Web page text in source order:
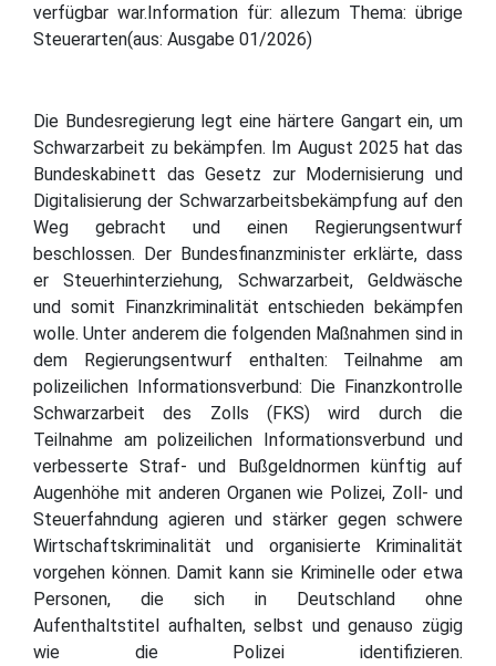
verfügbar war.Information für: allezum Thema: übrige
Steuerarten(aus: Ausgabe 01/2026)
Die Bundesregierung legt eine härtere Gangart ein, um
Schwarzarbeit zu bekämpfen. Im August 2025 hat das
Bundeskabinett das Gesetz zur Modernisierung und
Digitalisierung der Schwarzarbeitsbekämpfung auf den
Weg gebracht und einen Regierungsentwurf
beschlossen. Der Bundesfinanzminister erklärte, dass
er Steuerhinterziehung, Schwarzarbeit, Geldwäsche
und somit Finanzkriminalität entschieden bekämpfen
wolle. Unter anderem die folgenden Maßnahmen sind in
dem Regierungsentwurf enthalten: Teilnahme am
polizeilichen Informationsverbund: Die Finanzkontrolle
Schwarzarbeit des Zolls (FKS) wird durch die
Teilnahme am polizeilichen Informationsverbund und
verbesserte Straf- und Bußgeldnormen künftig auf
Augenhöhe mit anderen Organen wie Polizei, Zoll- und
Steuerfahndung agieren und stärker gegen schwere
Wirtschaftskriminalität und organisierte Kriminalität
vorgehen können. Damit kann sie Kriminelle oder etwa
Personen, die sich in Deutschland ohne
Aufenthaltstitel aufhalten, selbst und genauso zügig
wie die Polizei identifizieren.